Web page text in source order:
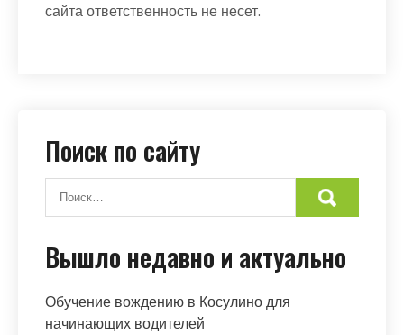
сайта ответственность не несет.
Поиск по сайту
Вышло недавно и актуально
Обучение вождению в Косулино для
начинающих водителей